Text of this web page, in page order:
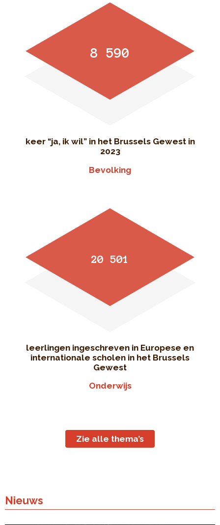
8 590
keer “ja, ik wil” in het Brussels Gewest in
2023
Bevolking
20 501
leerlingen ingeschreven in Europese en
internationale scholen in het Brussels
Gewest
Onderwijs
Zie alle thema’s
Nieuws